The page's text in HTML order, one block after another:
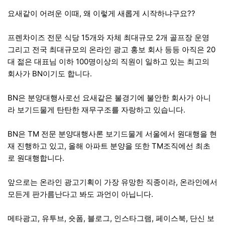
요새같이 어려운 이때, 왜 이렇게 새롭게 시작하냐구요??
프렌차이즈 전문 식당 15개와 자체 최대규모 2개 골프장 운영
그리고 전국 최대규모의 온라인 광고 홍보 회사 등등 아직은 20
대 젊은 대표님 이하 100명이상의 직원이 일하고 있는 최고의
회사가 BN이기도 합니다.
BN은 분양대행사로선 요새같은 불경기에 불안한 회사가 아니
라 보기드물게 탄탄한 재무구조를 자랑하고 있습니다.
BN은 TM 전문 분양대행사론 보기드물게 서울에서 원대행을 현
재 진행하고 있고, 올해 아파트 분양을 또한 TM조직에선 최초
로 원대행합니다.
앞으로는 온라인 광고기획이 가장 유망한 직종이라, 온라인에서
모든게 판가름난다고 봐도 과언이 아닙니다.
메타광고, 유투브, 숏폼, 블로그, 인스타그램, 페이스북, 단신 보